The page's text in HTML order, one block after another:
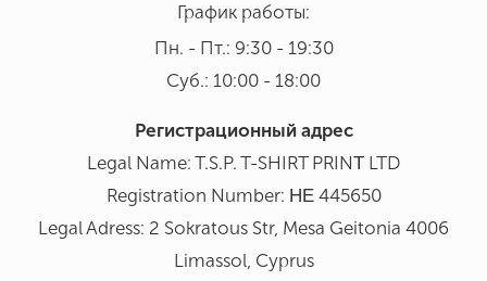
График работы:
Пн. - Пт.: 9:30 - 19:30
Суб.: 10:00 - 18:00
Регистрационный адрес
Legal Name: T.S.P. T-SHIRT PRINΤ LTD
Registration Number: ΗΕ 445650
Legal Adress: 2 Sokratous Str, Mesa Geitonia 4006
Limassol, Cyprus